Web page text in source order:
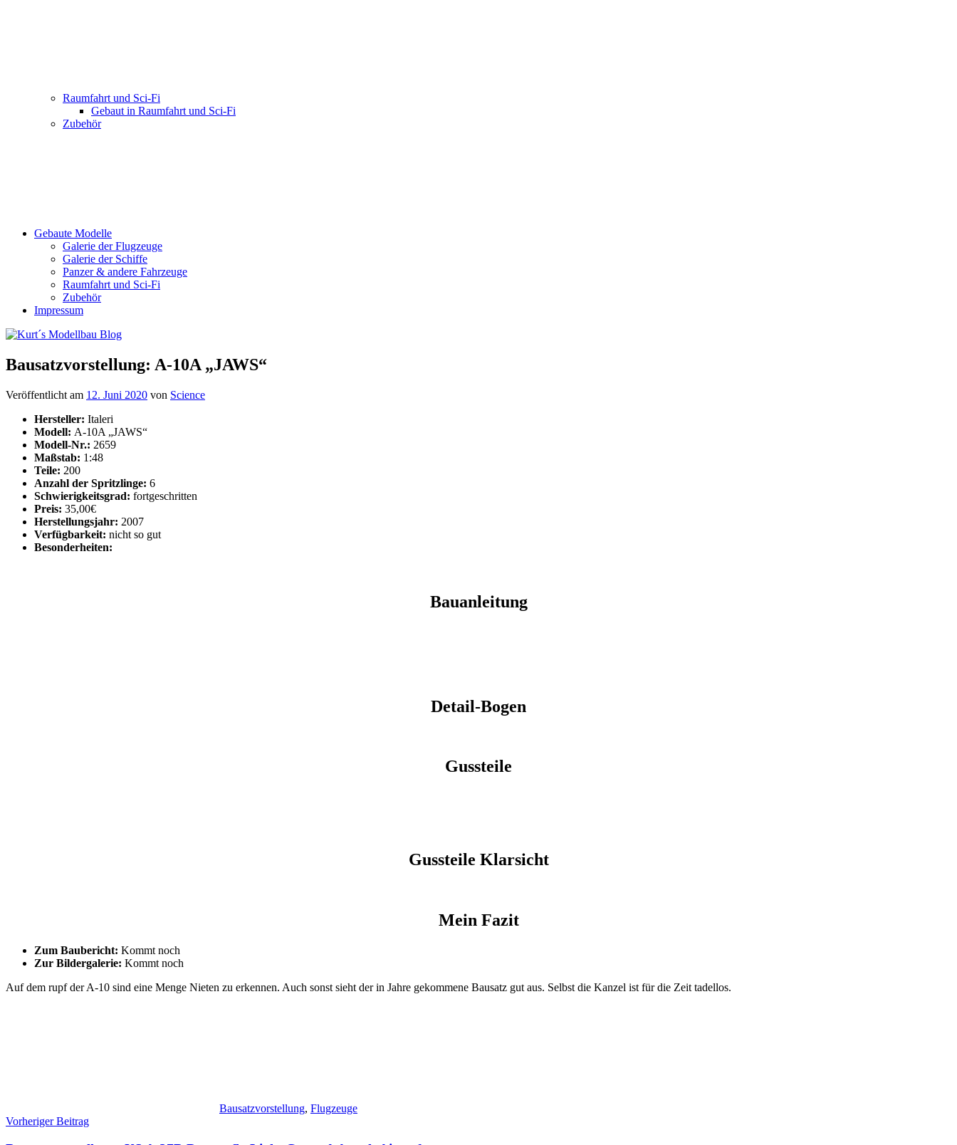
Raumfahrt und Sci-Fi
Gebaut in Raumfahrt und Sci-Fi
Zubehör
Gebaute Modelle
Galerie der Flugzeuge
Galerie der Schiffe
Panzer & andere Fahrzeuge
Raumfahrt und Sci-Fi
Zubehör
Impressum
Bausatzvorstellung: A-10A „JAWS“
Veröffentlicht am 12. Juni 2020 von Science
Hersteller: Italeri
Modell: A-10A „JAWS“
Modell-Nr.: 2659
Maßstab: 1:48
Teile: 200
Anzahl der Spritzlinge: 6
Schwierigkeitsgrad: fortgeschritten
Preis: 35,00€
Herstellungsjahr: 2007
Verfügbarkeit: nicht so gut
Besonderheiten:
Bauanleitung
Detail-Bogen
Gussteile
Gussteile Klarsicht
Mein Fazit
Zum Baubericht: Kommt noch
Zur Bildergalerie: Kommt noch
Auf dem rupf der A-10 sind eine Menge Nieten zu erkennen. Auch sonst sieht der in Jahre gekommene Bausatz gut aus. Selbst die Kanzel ist für die Zeit tadellos.
Bausatzvorstellung, Flugzeuge
Beitragsnavigation
Vorheriger Beitrag